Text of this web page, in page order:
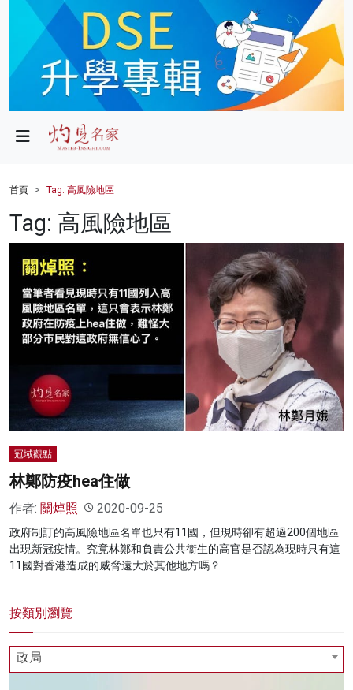
政局
財經
健康
商業
科技
影片
名家榜
灼見活動
首頁 Tag: 高風險地區
Tag: 高風險地區
冠域觀點
林鄭防疫hea住做
作者: 關焯照 2020-09-25
政府制訂的高風險地區名單也只有11國，但現時卻有超過200個地區
出現新冠疫情。究竟林鄭和負責公共衞生的高官是否認為現時只有這
11國對香港造成的威脅遠大於其他地方嗎？
按類別瀏覽
政局